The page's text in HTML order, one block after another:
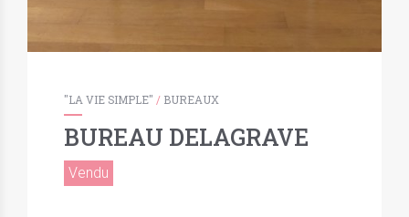
"LA VIE SIMPLE" / BUREAUX
BUREAU DELAGRAVE
Vendu